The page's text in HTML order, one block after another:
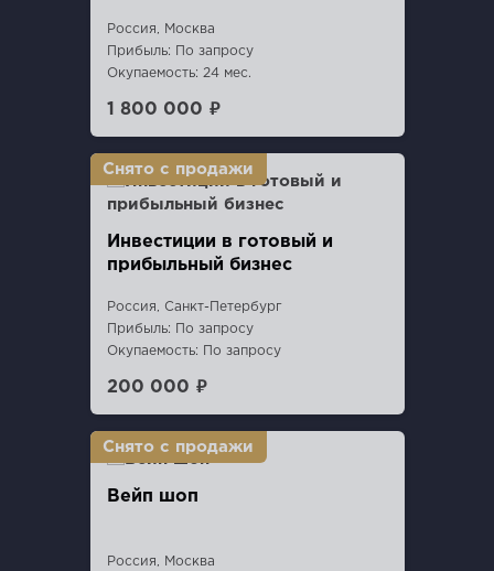
Россия, Москва
Прибыль: По запросу
Окупаемость: 24 мес.
1 800 000 ₽
Инвестиции в готовый и
прибыльный бизнес
Россия, Санкт-Петербург
Прибыль: По запросу
Окупаемость: По запросу
200 000 ₽
Вейп шоп
Россия, Москва